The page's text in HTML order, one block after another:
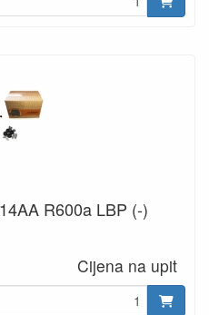
R600a LBP (-)
Cijena na upit